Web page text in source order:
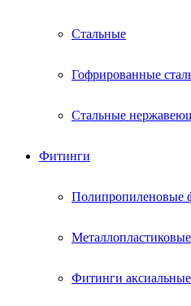
Стальные
Гофрированные
Стальные
Фитинги
Полипропиленовые
Фитинги